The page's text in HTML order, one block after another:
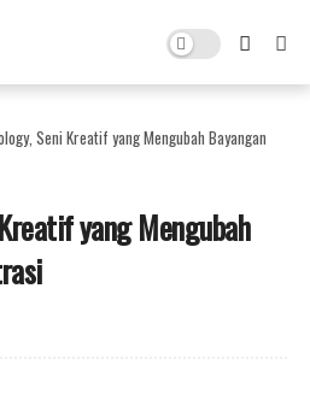
Seni Kreatif yang Mengubah Bayangan
yang Mengubah